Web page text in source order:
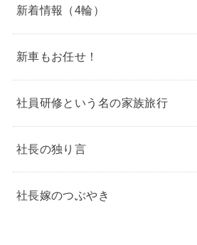
新着情報（4輪）
新車もお任せ！
社員研修という名の家族旅行
社長の独り言
社長嫁のつぶやき